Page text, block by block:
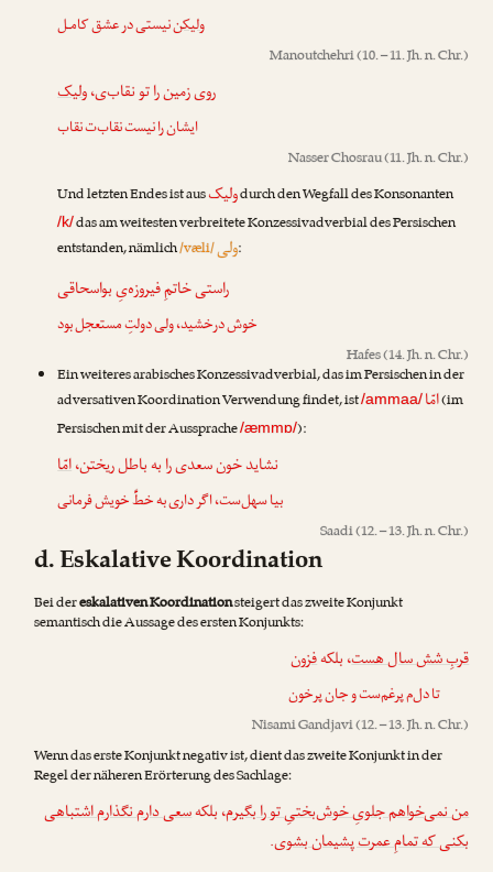
ولیکننیستی در عشق کامـل
Manoutchehri(10. – 11. Jh. n. Chr.)
روی زمین را تو نقاب‌ی،ولیک
ایشان را نیست نقاب‌ت نقاب
Nasser Chosrau(11. Jh. n. Chr.)
Und letzten Endes ist ausولیکdurch den Wegfall des Konsonanten
/k/das am weitesten verbreitete Konzessivadverbial des Persischen
entstanden, nämlich/væli/ولی:
راستی خاتمِ فیروزه‌یِ بواسحاقی
خوش درخشید،ولیدولتِ مستعجل بود
Hafes(14. Jh. n. Chr.)
Ein weiteres arabisches Konzessivadverbial, das im Persischen in der
adversativen Koordination Verwendung findet, ist/ammaa/امّا(im
Persischen mit der Aussprache/æmmɒ/):
نشاید خون سعدی را به باطل ریختن،امّا
بیا سهل‌ست، اگر داری به خطِّ خویش فرمانی
Saadi(12. – 13. Jh. n. Chr.)
d. Eskalative Koordination
Bei dereskalativen Koordinationsteigert das zweite Konjunkt
semantisch die Aussage des ersten Konjunkts:
قربِ شش سال هست، بلکهفزون
تا دل‌م پرغم‌ست و جان پرخون
Nisami Gandjavi(12. – 13. Jh. n. Chr.)
Wenn das erste Konjunkt negativ ist, dient das zweite Konjunkt in der
Regel der näheren Erörterung des Sachlage:
من نمی‌خواهم جلویِ خوش‌بختیِ تو را بگیرم، بلکهسعی دارم نگذارم اشتباهی
بکنی که تمامِ عمرت پشیمان بشوی.